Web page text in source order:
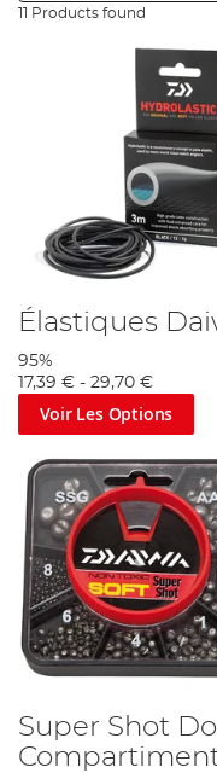
11 Products found
Élastiques
95%
17,39 € - 29,70 €
Voir Les Options
Super Shot